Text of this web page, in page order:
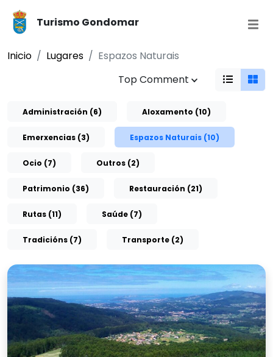
Turismo Gondomar
Inicio Lugares
Espazos Naturais
Top Comment
Administración (6) Aloxamento (10)
Emerxencias (3) Espazos Naturais (10)
Ocio (7) Outros (2)
Patrimonio (36) Restauración (21)
Rutas (11) Saúde (7)
Tradicións (7) Transporte (2)